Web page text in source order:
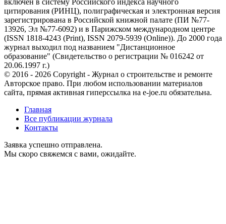
цитирования (РИНЦ), полиграфическая и электронная версия
зарегистрирована в Российской книжной палате (ПИ №77-
13926, Эл №77-6092) и в Парижском международном центре
(ISSN 1818-4243 (Print), ISSN 2079-5939 (Online)). До 2000 года
журнал выходил под названием "Дистанционное
образование" (Свидетельство о регистрации № 016242 от
20.06.1997 г.)
© 2016 - 2026 Copyright - Журнал о строительстве и ремонте
Авторское право. При любом использовании материалов
сайта, прямая активная гиперссылка на e-joe.ru обязательна.
Главная
Все публикации журнала
Контакты
Заявка успешно отправлена.
Мы скоро свяжемся с вами, ожидайте.